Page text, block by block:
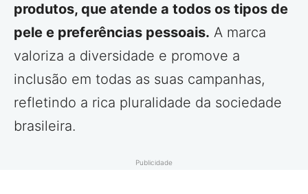
produtos, que atende a todos os tipos de
pele e preferências pessoais. A marca
valoriza a diversidade e promove a
inclusão em todas as suas campanhas,
refletindo a rica pluralidade da sociedade
brasileira.
Publicidade